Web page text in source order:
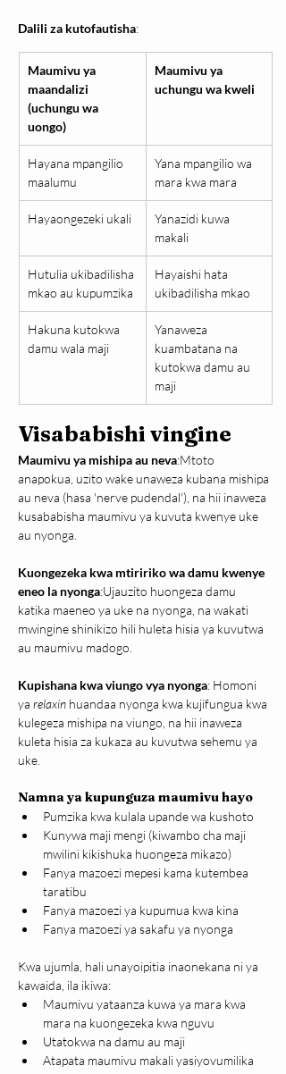
Dalili za kutofautisha:
Maumivu ya
maandalizi
(uchungu wa
uongo)
Maumivu ya
uchungu wa kweli
Hayana mpangilio
maalumu
Yana mpangilio wa
mara kwa mara
Hayaongezeki ukali
Yanazidi kuwa
makali
Hutulia ukibadilisha
mkao au kupumzika
Hayaishi hata
ukibadilisha mkao
Hakuna kutokwa
damu wala maji
Yanaweza
kuambatana na
kutokwa damu au
maji
Visababishi vingine
Maumivu ya mishipa au neva:Mtoto
anapokua, uzito wake unaweza kubana mishipa
au neva (hasa 'nerve pudendal'), na hii inaweza
kusababisha maumivu ya kuvuta kwenye uke
au nyonga.
Kuongezeka kwa mtiririko wa damu kwenye
eneo la nyonga:Ujauzito huongeza damu
katika maeneo ya uke na nyonga, na wakati
mwingine shinikizo hili huleta hisia ya kuvutwa
au maumivu madogo.
Kupishana kwa viungo vya nyonga: Homoni
ya relaxin huandaa nyonga kwa kujifungua kwa
kulegeza mishipa na viungo, na hii inaweza
kuleta hisia za kukaza au kuvutwa sehemu ya
uke.
Namna ya kupunguza maumivu hayo
Pumzika kwa kulala upande wa kushoto
Kunywa maji mengi (kiwambo cha maji
mwilini kikishuka huongeza mikazo)
Fanya mazoezi mepesi kama kutembea
taratibu
Fanya mazoezi ya kupumua kwa kina
Fanya mazoezi ya sakafu ya nyonga
Kwa ujumla, hali unayoipitia inaonekana ni ya
kawaida, ila ikiwa:
Maumivu yataanza kuwa ya mara kwa
mara na kuongezeka kwa nguvu
Utatokwa na damu au maji
Atapata maumivu makali yasiyovumilika